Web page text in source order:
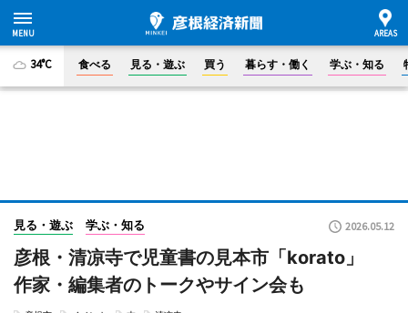
34°C 食べる 見る・遊ぶ 買う 暮らす・働く 学ぶ・知る
見る・遊ぶ 学ぶ・知る 2026.05.12
彦根・清凉寺で児童書の見本市「korato」
作家・編集者のトークやサイン会も